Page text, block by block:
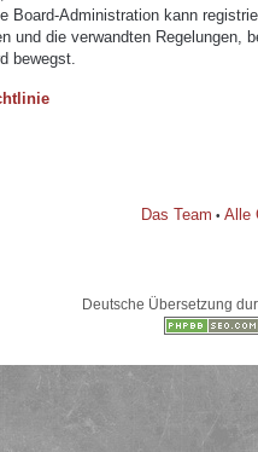
Board-Administration kann
und die verwandten
bewegst.
Das Team • Alle
Deutsche Übersetzung